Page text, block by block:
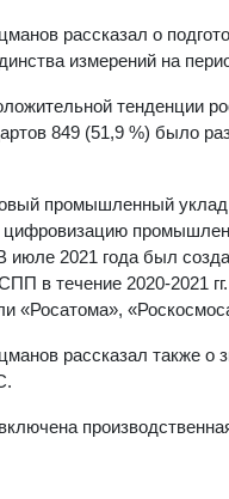
рассказал о
измерений на
тенденции
849 (51,9 %) было
промышленный
июле 2021 года был
в течение 2020-2021
«Росатома»,
рассказал также о